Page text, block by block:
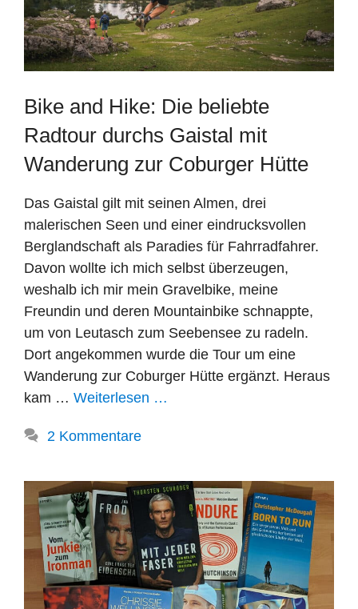
Bike and Hike: Die beliebte
Radtour durchs Gaistal mit
Wanderung zur Coburger Hütte
Das Gaistal gilt mit seinen Almen, drei
malerischen Seen und einer eindrucksvollen
Berglandschaft als Paradies für Fahrradfahrer.
Davon wollte ich mich selbst überzeugen,
weshalb ich mir mein Gravelbike, meine
Freundin und deren Mountainbike schnappte,
um von Leutasch zum Seebensee zu radeln.
Dort angekommen wurde die Tour um eine
Wanderung zur Coburger Hütte ergänzt. Heraus
kam … Weiterlesen …
2 Kommentare